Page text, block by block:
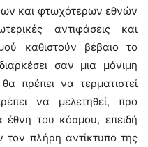
και φτωχότερων εθνών
αντιφάσεις και
καθιστούν βέβαιο το
σαν μια μόνιμη
πρέπει να τερματιστεί
να μελετηθεί, προ
του κόσμου, επειδή
τον πλήρη αντίκτυπο της